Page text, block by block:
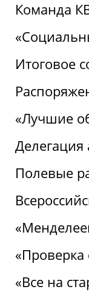
Команда
Итоговое
«Лучшие
Делегация
Полевые
«Проверка
«Все на